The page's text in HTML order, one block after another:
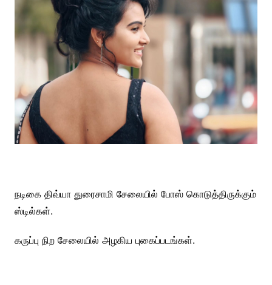
நடிகை திவ்யா துரைசாமி சேலையில் போஸ் கொடுத்திருக்கும்
ஸ்டில்கள்.
கருப்பு நிற சேலையில் அழகிய புகைப்படங்கள்.